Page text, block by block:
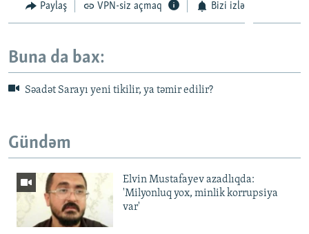
Paylaş VPN-siz açmaq Bizi izlə
Buna da bax:
Səadət Sarayı yeni tikilir, ya təmir edilir?
Gündəm
Elvin Mustafayev azadlıqda:
'Milyonluq yox, minlik korrupsiya
var'